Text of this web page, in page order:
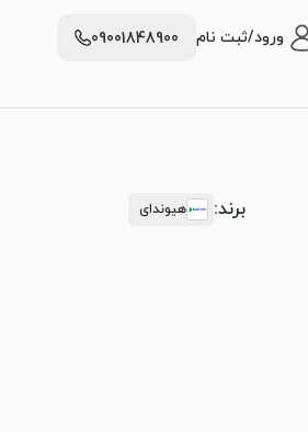
ورود/ثبت نام 09001848900
برند: هیوندای